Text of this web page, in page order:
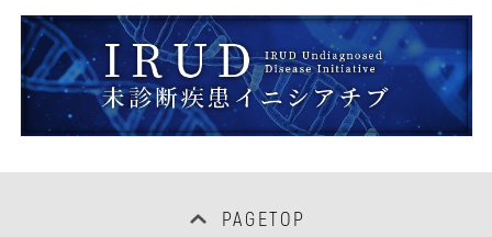
泌尿器科
眼 科
耳鼻咽喉・頭頸部外科
呼吸器内視鏡センター
超音波センター
救命救急センター
臨床研究管理センター
臨床研修センター
女性医師支援センター PAGETOP